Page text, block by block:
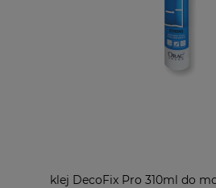
klej DecoFix Pro 310ml do